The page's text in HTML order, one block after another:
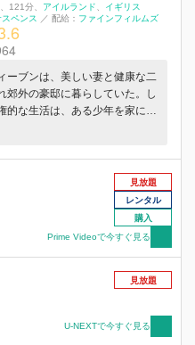
121分 アイルランド
イギリス
スペンス ／ 配給： ファインフィルムズ
ーブンは、美しい妻と健康な二
郊外の豪邸に暮らしていた。し
的な生活は、ある少年を家に招
奇妙なことが起こり始める。子
ーブンはついに容赦ない選択を
る…。
見放題
レンタル
購入
Prime Videoで今すぐ見る
見放題
U-NEXTで今すぐ見る